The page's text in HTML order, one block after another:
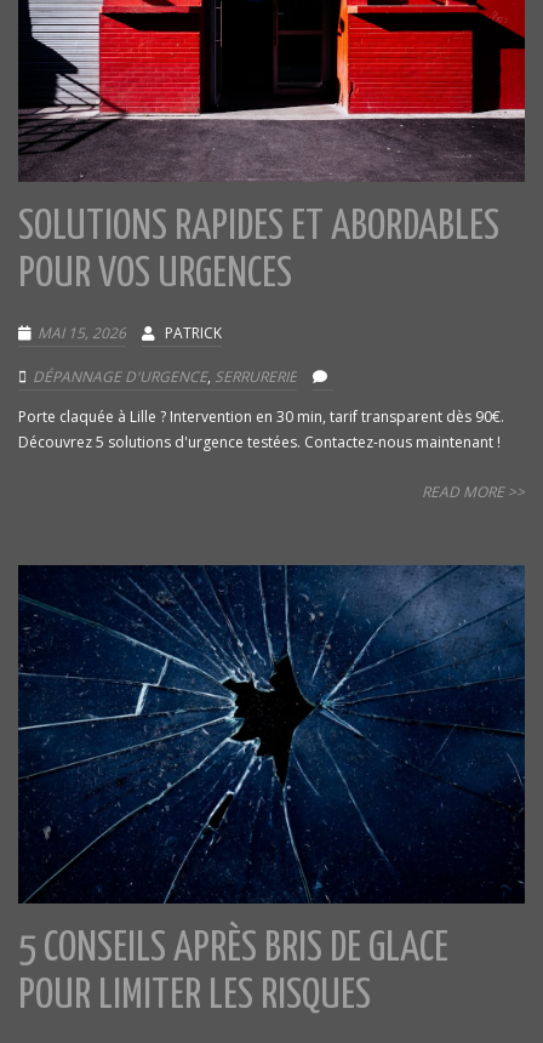
SOLUTIONS RAPIDES ET ABORDABLES
POUR VOS URGENCES
MAI 15, 2026 PATRICK
DÉPANNAGE D'URGENCE, SERRURERIE
Porte claquée à Lille ? Intervention en 30 min, tarif transparent dès 90€.
Découvrez 5 solutions d'urgence testées. Contactez-nous maintenant !
READ MORE >>
5 CONSEILS APRÈS BRIS DE GLACE
POUR LIMITER LES RISQUES